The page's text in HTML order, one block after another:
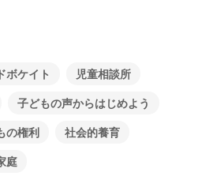
ボケイト
児童相談所
子どもの声からはじめよう
の権利
社会的養育
庭